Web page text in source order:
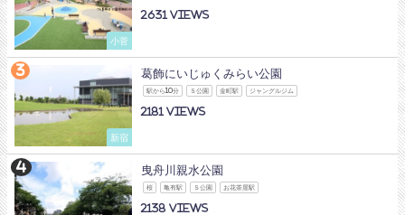
小菅
2631
新宿
葛飾にいじゅくみらい公園
駅から10分 Ｓ公園 金町駅 ジャングルジム
2181
曳舟川親水公園
桜 亀有駅 Ｓ公園 お花茶屋駅
2138